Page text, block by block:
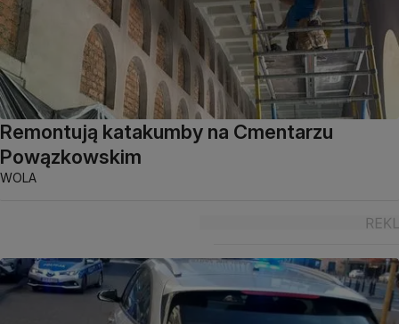
Remontują katakumby na Cmentarzu
Powązkowskim
WOLA